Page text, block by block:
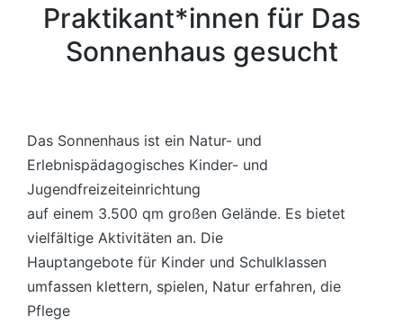
Praktikant*innen für Das
Sonnenhaus gesucht
Das Sonnenhaus ist ein Natur- und
Erlebnispädagogisches Kinder- und
Jugendfreizeiteinrichtung
auf einem 3.500 qm großen Gelände. Es bietet
vielfältige Aktivitäten an. Die
Hauptangebote für Kinder und Schulklassen
umfassen klettern, spielen, Natur erfahren, die
Pflege